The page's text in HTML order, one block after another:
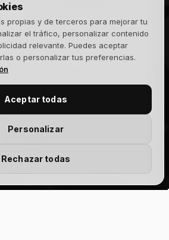
propias y de terceros para mejorar tu
el tráfico, personalizar contenido
relevante. Puedes aceptar
o personalizar tus preferencias.
Rechazar todas
Personalizar
Aceptar todas